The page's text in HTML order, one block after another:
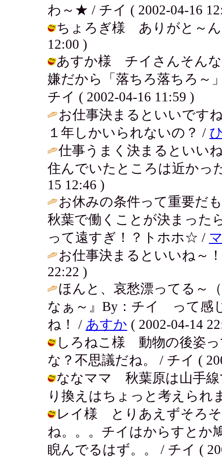
わ～★ / チイ ( 2002-04-16
ちょろぎ様 ありがと～ん
12:00 )
あすか様 チイさんそんな
嫌だから「落ちろ落ちろ～
チイ ( 2002-04-16 11:59 )
お仕事決まるといいです
１年しかいられないの？ /
仕事うまく決まるといい
住んでいたところは近かっ
15 12:46 )
お休みの条件って重要だ
秋葉で働くことが決まった
って遠すぎ！？トホホ☆ /
お仕事決まるといいね～
22:22 )
ほんと、哀愁漂ってる～
なぁ～』By：チイ って感
ね！ / あすか ( 2002-04-14
しろねこ様 動物の後姿っ
な？不思議だね。 / チイ (
ななママ 秋葉原は山手線
り換えはちょっと考えられ
レイ様 とりあえずそろ
ね。。。チイはからすとか
睨んでるはず。。 / チイ (